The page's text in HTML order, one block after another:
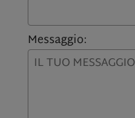
Messaggio: